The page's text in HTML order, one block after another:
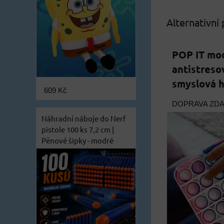
Alternativní
POP IT
smyslová
DOPRAVA
609 Kč
Náhradní náboje do Nerf
pistole 100 ks 7,2 cm |
Pěnové šipky - modré